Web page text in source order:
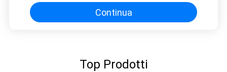
Continua
Top Prodotti